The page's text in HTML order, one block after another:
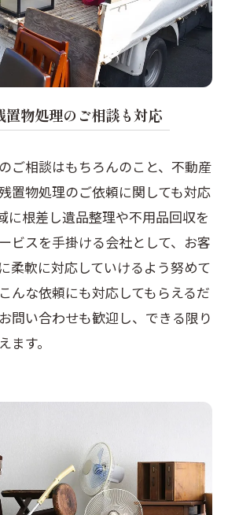
置物処理のご相談も対応
ご相談はもちろんのこと、不動産
置物処理のご依頼に関しても対応
に根差し遺品整理や不用品回収を
ビスを手掛ける会社として、お客
柔軟に対応していけるよう努めて
んな依頼にも対応してもらえるだ
問い合わせも歓迎し、できる限り
ます。